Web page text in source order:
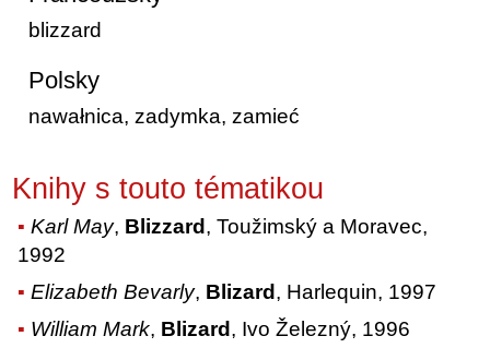
blizzard
Polsky
nawałnica, zadymka, zamieć
Knihy s touto tématikou
Karl May, Blizzard , Toužimský a Moravec,
1992
Elizabeth Bevarly, Blizard , Harlequin, 1997
William Mark, Blizard , Ivo Železný, 1996